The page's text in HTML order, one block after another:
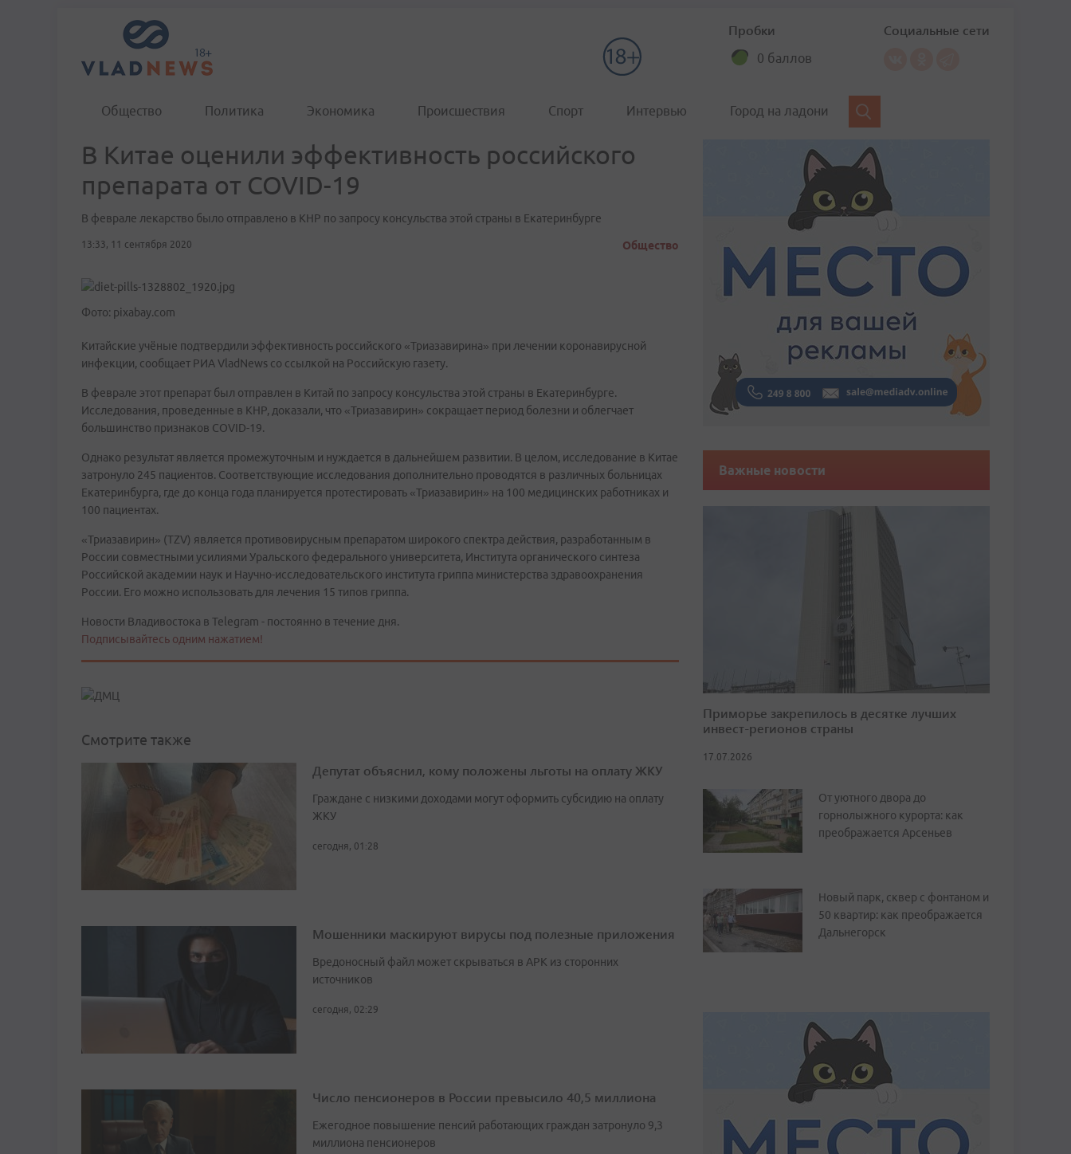
Пробки
0 баллов
Социальные сети
Общество Политика Экономика Происшествия Спорт Интервью Город на ладони
В Китае оценили эффективность российского
препарата от COVID-19
В феврале лекарство было отправлено в КНР по запросу консульства этой страны в Екатеринбурге
13:33, 11 сентября 2020 Общество
Фото: pixabay.com
Китайские учёные подтвердили эффективность российского «Триазавирина» при лечении коронавирусной
инфекции, сообщает РИА VladNews со ссылкой на Российскую газету.
В феврале этот препарат был отправлен в Китай по запросу консульства этой страны в Екатеринбурге.
Исследования, проведенные в КНР, доказали, что «Триазавирин» сокращает период болезни и облегчает
большинство признаков COVID-19.
Однако результат является промежуточным и нуждается в дальнейшем развитии. В целом, исследование в Китае
затронуло 245 пациентов. Соответствующие исследования дополнительно проводятся в различных больницах
Екатеринбурга, где до конца года планируется протестировать «Триазавирин» на 100 медицинских работниках и
100 пациентах.
«Триазавирин» (TZV) является противовирусным препаратом широкого спектра действия, разработанным в
России совместными усилиями Уральского федерального университета, Института органического синтеза
Российской академии наук и Научно-исследовательского института гриппа министерства здравоохранения
России. Его можно использовать для лечения 15 типов гриппа.
Новости Владивостока в Telegram - постоянно в течение дня.
Подписывайтесь одним нажатием!
Смотрите также
Депутат объяснил, кому положены льготы на оплату ЖКУ
Граждане с низкими доходами могут оформить субсидию на оплату
ЖКУ
сегодня, 01:28
Мошенники маскируют вирусы под полезные приложения
Вредоносный файл может скрываться в APK из сторонних
источников
сегодня, 02:29
Число пенсионеров в России превысило 40,5 миллиона
Ежегодное повышение пенсий работающих граждан затронуло 9,3
миллиона пенсионеров
Важные новости
Приморье закрепилось в десятке лучших
инвест-регионов страны
17.07.2026
От уютного двора до
горнолыжного курорта: как
преображается Арсеньев
Новый парк, сквер с фонтаном и
50 квартир: как преображается
Дальнегорск